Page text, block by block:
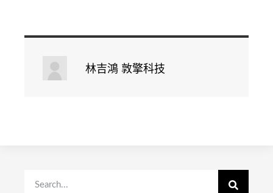
林吉鴻 敦擎科技